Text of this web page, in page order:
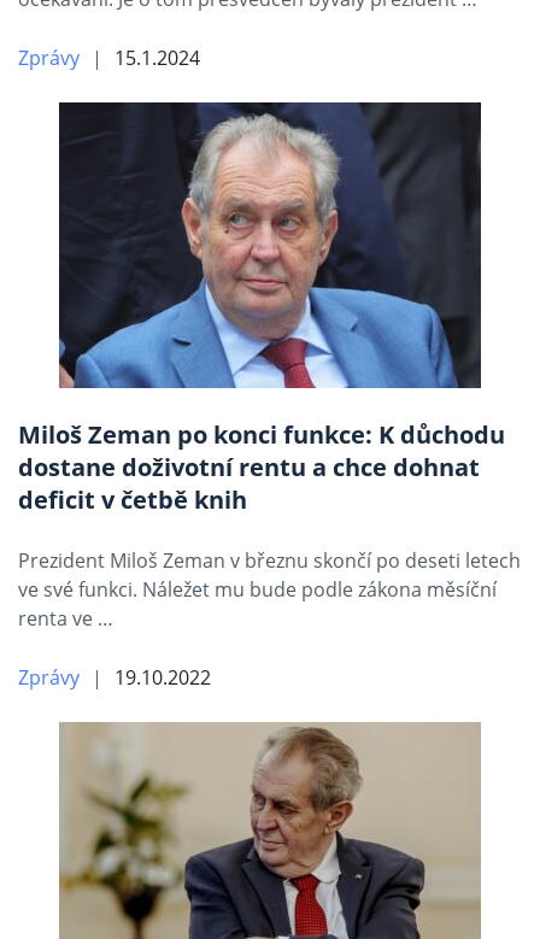
Zprávy 15.1.2024
Miloš Zeman po konci funkce: K důchodu
dostane doživotní rentu a chce dohnat
deficit v četbě knih
Prezident Miloš Zeman v březnu skončí po deseti letech
ve své funkci. Náležet mu bude podle zákona měsíční
renta ve …
Zprávy 19.10.2022